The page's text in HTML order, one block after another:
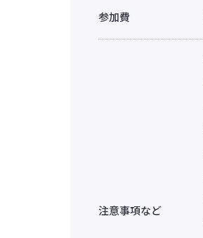
参加費
注意事項など